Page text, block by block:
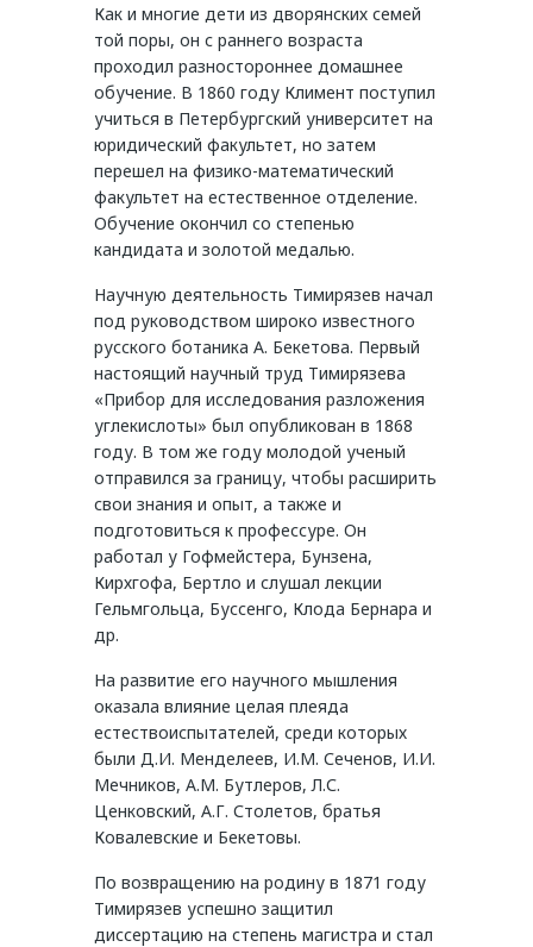
Как и многие дети из дворянских семей
той поры, он с раннего возраста
проходил разностороннее домашнее
обучение. В 1860 году Климент поступил
учиться в Петербургский университет на
юридический факультет, но затем
перешел на физико-математический
факультет на естественное отделение.
Обучение окончил со степенью
кандидата и золотой медалью.
Научную деятельность Тимирязев начал
под руководством широко известного
русского ботаника А. Бекетова. Первый
настоящий научный труд Тимирязева
«Прибор для исследования разложения
углекислоты» был опубликован в 1868
году. В том же году молодой ученый
отправился за границу, чтобы расширить
свои знания и опыт, а также и
подготовиться к профессуре. Он
работал у Гофмейстера, Бунзена,
Кирхгофа, Бертло и слушал лекции
Гельмгольца, Буссенго, Клода Бернара и
др.
На развитие его научного мышления
оказала влияние целая плеяда
естествоиспытателей, среди которых
были Д.И. Менделеев, И.М. Сеченов, И.И.
Мечников, А.М. Бутлеров, Л.С.
Ценковский, А.Г. Столетов, братья
Ковалевские и Бекетовы.
По возвращению на родину в 1871 году
Тимирязев успешно защитил
диссертацию на степень магистра и стал